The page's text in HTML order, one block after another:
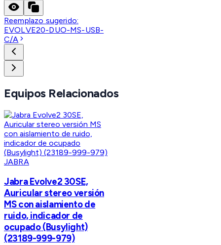
Reemplazo sugerido:
EVOLVE20-DUO-MS-USB-
C/A
Equipos Relacionados
JABRA
Jabra Evolve2 30SE,
Auricular stereo versión
MS con aislamiento de
ruido, indicador de
ocupado (Busylight)
(23189-999-979)